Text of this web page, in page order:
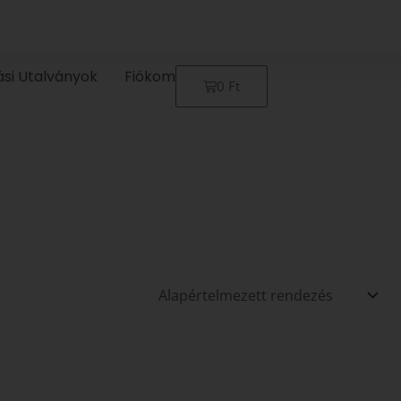
Utalványok Fiókom 0 Ft
Kosár